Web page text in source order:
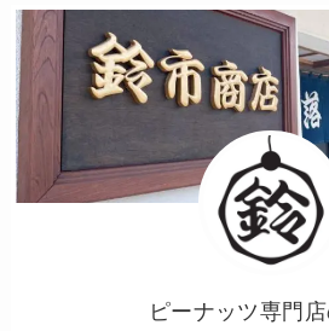
ピーナッツ専門